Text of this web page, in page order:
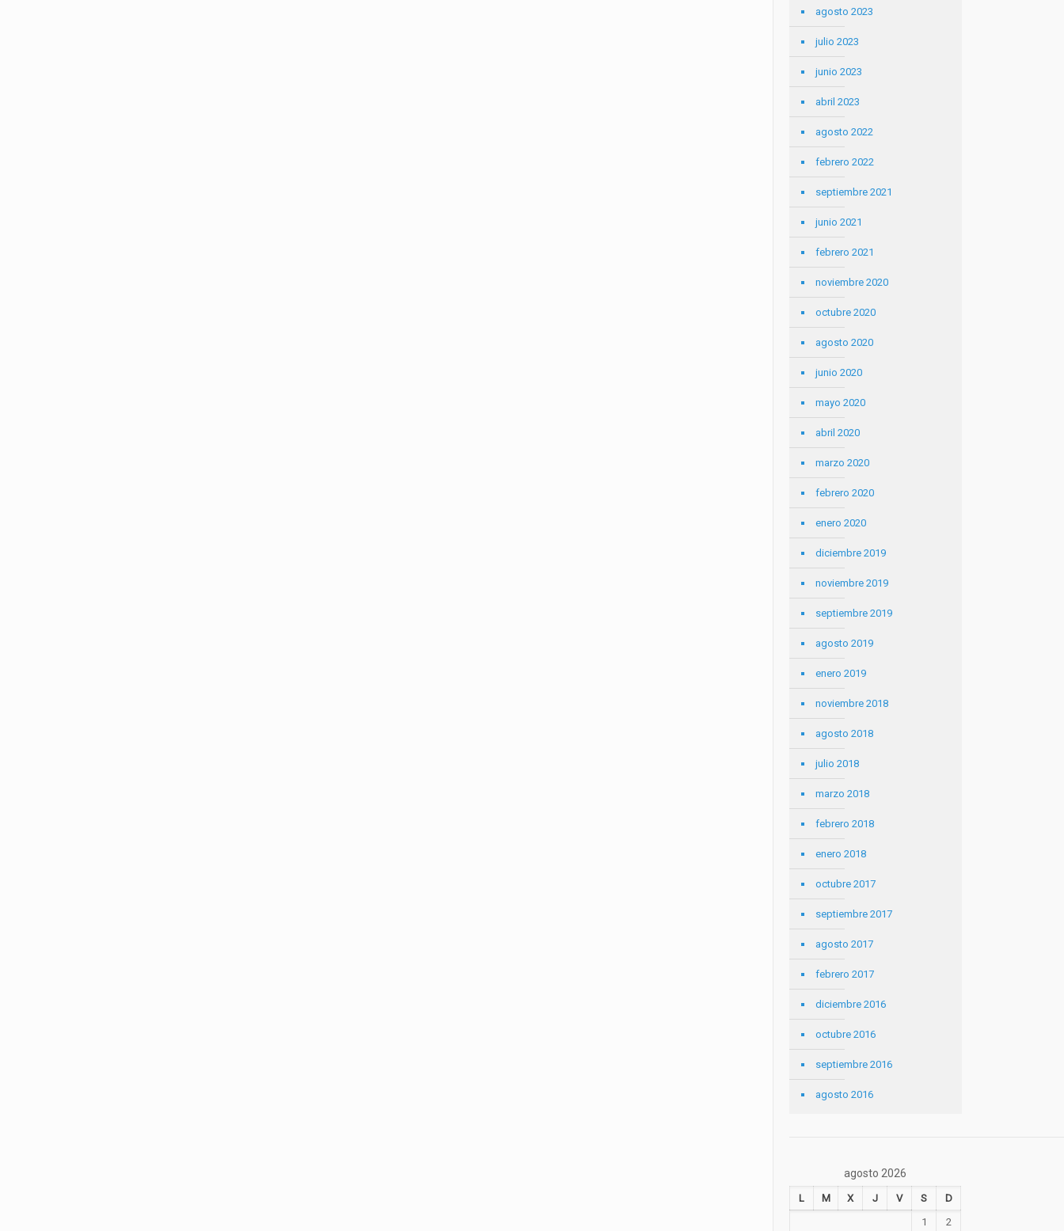
agosto 2023
julio 2023
junio 2023
abril 2023
agosto 2022
febrero 2022
septiembre 2021
junio 2021
febrero 2021
noviembre 2020
octubre 2020
agosto 2020
junio 2020
mayo 2020
abril 2020
marzo 2020
febrero 2020
enero 2020
diciembre 2019
noviembre 2019
septiembre 2019
agosto 2019
enero 2019
noviembre 2018
agosto 2018
julio 2018
marzo 2018
febrero 2018
enero 2018
octubre 2017
septiembre 2017
agosto 2017
febrero 2017
diciembre 2016
octubre 2016
septiembre 2016
agosto 2016
agosto 2026
L M X J V S
D
1
2